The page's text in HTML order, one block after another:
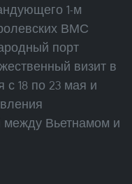
1-м
ВМС
порт
визит в
18 по 23 мая и
между Вьетнамом и